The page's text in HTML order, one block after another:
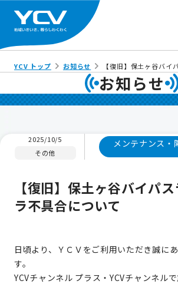
YCV トップ お知らせ 【復旧】保土ヶ谷バイ
お知らせ
2025/10/5
その他
メンテナンス・
【復旧】保土ヶ谷バイパ
ラ不具合について
日頃より、ＹＣＶをご利用いただき誠に
す。
YCVチャンネル プラス・YCVチャンネル